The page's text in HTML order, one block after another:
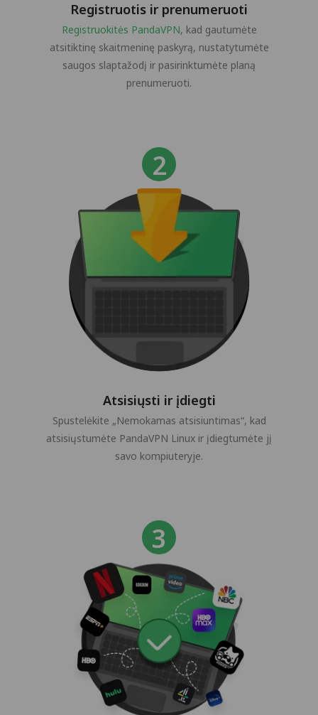
Registruotis ir prenumeruoti
Registruokitės PandaVPN, kad gautumėte
atsitiktinę skaitmeninę paskyrą, nustatytumėte
saugos slaptažodį ir pasirinktumėte planą
prenumeruoti.
Atsisiųsti ir įdiegti
Spustelėkite „Nemokamas atsisiuntimas“, kad
atsisiųstumėte PandaVPN Linux ir įdiegtumėte jį
savo kompiuteryje.